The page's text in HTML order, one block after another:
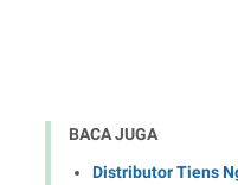
BACA JUGA
Distributor Tiens